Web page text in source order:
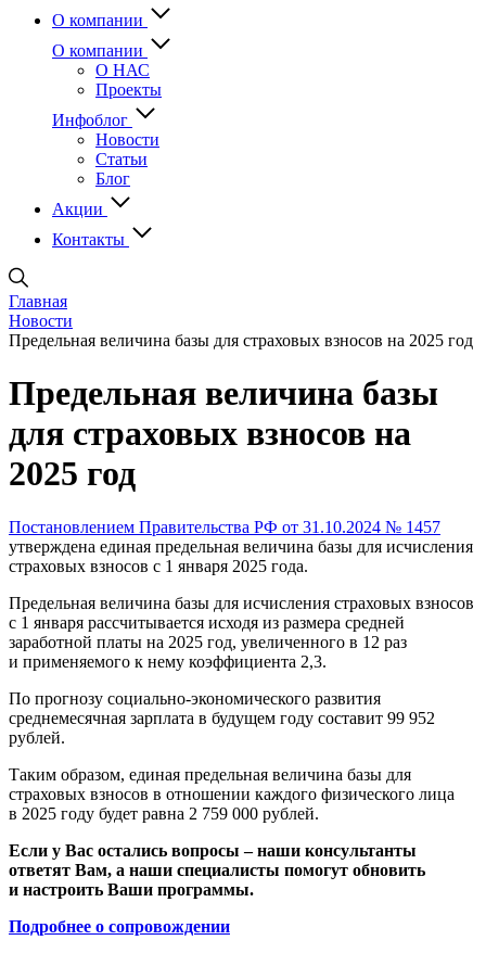
О компании
О компании
О НАС
Проекты
Инфоблог
Новости
Статьи
Блог
Акции
Контакты
Главная
Новости
Предельная величина базы для страховых взносов на 2025 год
Предельная величина базы
для страховых взносов на
2025 год
Постановлением Правительства РФ от 31.10.2024 № 1457
утверждена единая предельная величина базы для исчисления
страховых взносов с 1 января 2025 года.
Предельная величина базы для исчисления страховых взносов
с 1 января рассчитывается исходя из размера средней
заработной платы на 2025 год, увеличенного в 12 раз
и применяемого к нему коэффициента 2,3.
По прогнозу социально-экономического развития
среднемесячная зарплата в будущем году составит 99 952
рублей.
Таким образом, единая предельная величина базы для
страховых взносов в отношении каждого физического лица
‎в 2025 году будет равна 2 759 000 рублей.
Если у Вас остались вопросы – наши консультанты
ответят Вам, а наши специалисты помогут обновить
и настроить Ваши программы.
Подробнее о сопровождении